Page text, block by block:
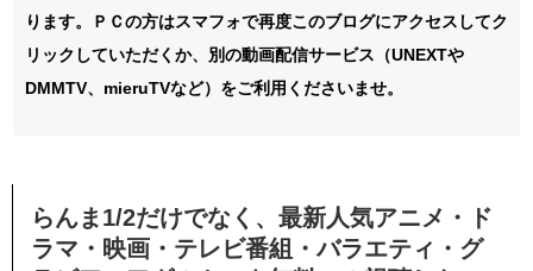
ります。ＰＣの方はスマフォで再度このブログにアクセスしてク
リックしていただくか、別の動画配信サービス（UNEXTや
DMMTV、mieruTVなど）をご利用くださいませ。
らんま1/2だけでなく、最新人気アニメ・ド
ラマ・映画・テレビ番組・バラエティ・グ